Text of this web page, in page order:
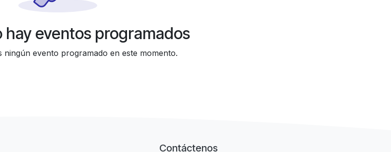
hay eventos programados
ningún evento programado en este momento.
Contáctenos